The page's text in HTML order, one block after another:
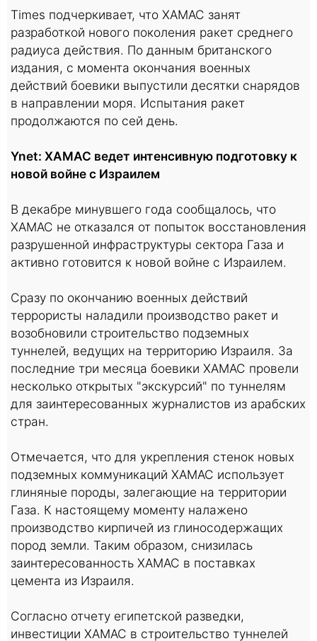
Times подчеркивает, что ХАМАС занят
разработкой нового поколения ракет среднего
радиуса действия. По данным британского
издания, с момента окончания военных
действий боевики выпустили десятки снарядов
в направлении моря. Испытания ракет
продолжаются по сей день.
Ynet: ХАМАС ведет интенсивную подготовку к
новой войне с Израилем
В декабре минувшего года сообщалось, что
ХАМАС не отказался от попыток восстановления
разрушенной инфраструктуры сектора Газа и
активно готовится к новой войне с Израилем.
Сразу по окончанию военных действий
террористы наладили производство ракет и
возобновили строительство подземных
туннелей, ведущих на территорию Израиля. За
последние три месяца боевики ХАМАС провели
несколько открытых "экскурсий" по туннелям
для заинтересованных журналистов из арабских
стран.
Отмечается, что для укрепления стенок новых
подземных коммуникаций ХАМАС использует
глиняные породы, залегающие на территории
Газа. К настоящему моменту налажено
производство кирпичей из глиносодержащих
пород земли. Таким образом, снизилась
заинтересованность ХАМАС в поставках
цемента из Израиля.
Согласно отчету египетской разведки,
инвестиции ХАМАС в строительство туннелей